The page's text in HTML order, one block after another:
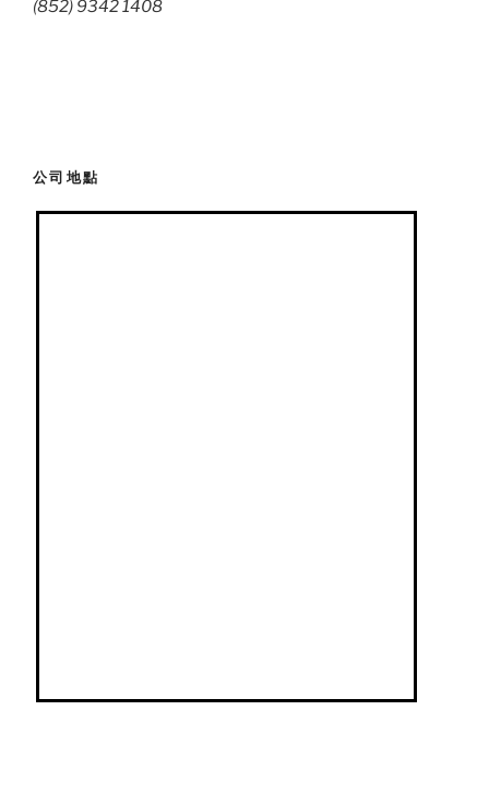
(852) 9342 1408
公司地點